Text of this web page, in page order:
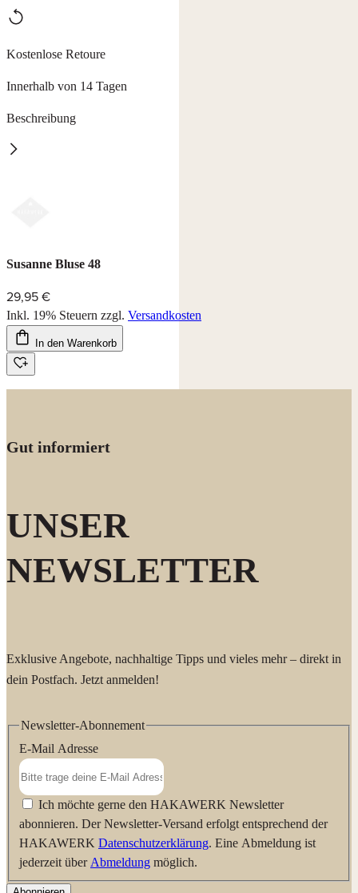
Kostenlose Retoure
Innerhalb von 14 Tagen
Beschreibung
Susanne Bluse 48
29,95 €
Inkl. 19% Steuern zzgl. Versandkosten
In den Warenkorb
Gut informiert
UNSER
NEWSLETTER
Exklusive Angebote, nachhaltige Tipps und vieles mehr – direkt in
dein Postfach. Jetzt anmelden!
Newsletter-Abonnement
E-Mail Adresse
Ich möchte gerne den HAKAWERK Newsletter
abonnieren. Der Newsletter-Versand erfolgt entsprechend der
HAKAWERK Datenschutzerklärung. Eine Abmeldung ist
jederzeit über Abmeldung möglich.